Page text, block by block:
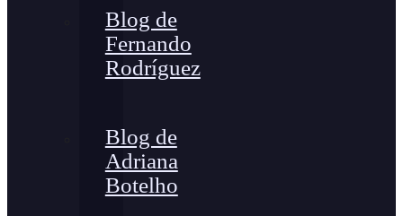
Blog de
Fernando
Rodríguez
Blog de
Adriana
Botelho